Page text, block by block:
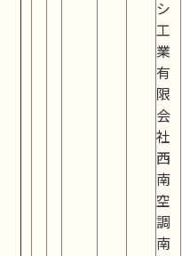
シ
工
業
有
限
会
社
西
南
空
調
南